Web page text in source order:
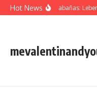
Skip to content
Hot News
Salvador Cabañas: